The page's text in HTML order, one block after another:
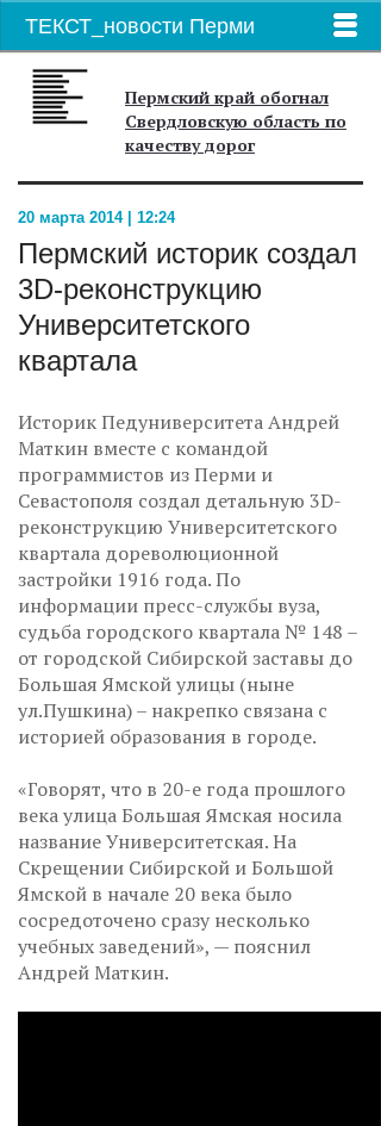
ТЕКСТ_новости Перми
Пермский край обогнал
Свердловскую область по
качеству дорог
20 марта 2014 | 12:24
Пермский историк создал
3D-реконструкцию
Университетского
квартала
Историк Педуниверситета Андрей
Маткин вместе с командой
программистов из Перми и
Севастополя создал детальную 3D-
реконструкцию Университетского
квартала дореволюционной
застройки 1916 года. По
информации пресс-службы вуза,
судьба городского квартала № 148 –
от городской Сибирской заставы до
Большая Ямской улицы (ныне
ул.Пушкина) – накрепко связана с
историей образования в городе.
«Говорят, что в 20-е года прошлого
века улица Большая Ямская носила
название Университетская. На
Скрещении Сибирской и Большой
Ямской в начале 20 века было
сосредоточено сразу несколько
учебных заведений», — пояснил
Андрей Маткин.